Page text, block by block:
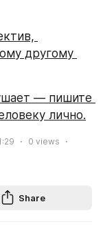
другому
— пишите
лично.
0 views
Share